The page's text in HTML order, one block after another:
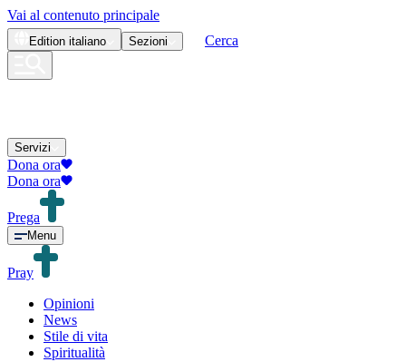
Vai al contenuto principale
Edition italiano Sezioni Cerca
Servizi
Dona ora
Dona ora
Prega
Menu
Pray
Opinioni
News
Stile di vita
Spiritualità